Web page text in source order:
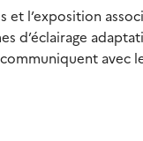
et l’exposition
d’éclairage
avec